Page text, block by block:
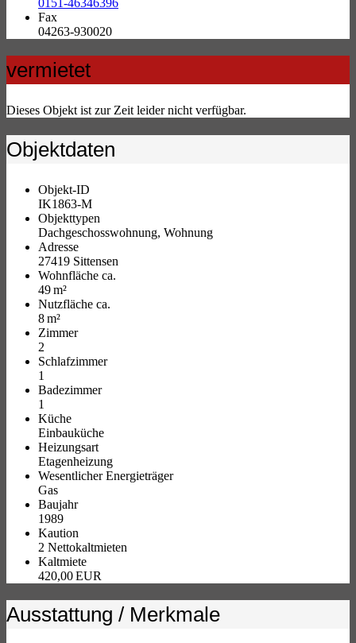
Fax
04263-930020
vermietet
Dieses Objekt ist zur Zeit leider nicht verfügbar.
Objektdaten
Objekt-ID
IK1863-M
Objekttypen
Dachgeschosswohnung, Wohnung
Adresse
27419 Sittensen
Wohnfläche ca.
49 m²
Nutzfläche ca.
8 m²
Zimmer
2
Schlafzimmer
1
Badezimmer
1
Küche
Einbauküche
Heizungsart
Etagenheizung
Wesentlicher Energieträger
Gas
Baujahr
1989
Kaution
2 Nettokaltmieten
Kaltmiete
420,00 EUR
Ausstattung / Merkmale